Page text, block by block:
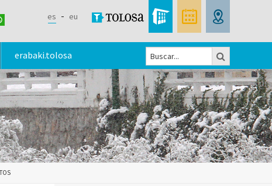
es eu
Formulario
de
búsqueda
erabaki.tolosa